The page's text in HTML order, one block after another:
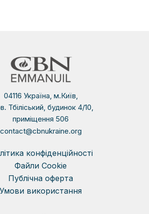
04116 Україна, м.Київ,
Тбіліський, будинок 4/10,
приміщення 506
contact@cbnukraine.org
конфіденційності
Файли Сookie
Публічна оферта
Умови використання